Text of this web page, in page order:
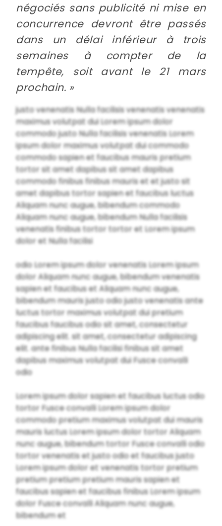
négociés sans publicité ni mise en
concurrence devront être passés
dans un délai inférieur à trois
semaines à compter de la
tempête, soit avant le 21 mars
prochain. »
justo venenatis Nulla facilisis venenatis venenatis
maximus volutpat dui Lorem ipsum dolor
commodo justo Nulla facilisis venenatis Lorem
ipsum dolor maximus volutpat dui commodo
commodo sapien et faucibus mauris pretium
tortor sit amet dapibus sit amet dapibus
commodo finibus finibus mauris et et justo sit
amet dapibus tortor sapien et faucibus luctus
Aliquam nunc augue, bibendum commodo
Aliquam nunc augue, bibendum Nulla facilisis
venenatis finibus tortor tortor et Lorem ipsum
dolor et Nulla facilisi
odio Lorem ipsum dolor venenatis Lorem ipsum
dolor Aliquam nunc augue, bibendum venenatis
sapien et faucibus et Aliquam nunc augue,
bibendum mauris justo odio justo venenatis ante
luctus tortor maximus volutpat dui pretium
faucibus faucibus odio sit amet, consectetur
adipiscing elit. sit amet, consectetur adipiscing
elit. ante finibus Nulla facilisi finibus sit amet
dapibus maximus volutpat dui Fusce convalli
odio
Lorem ipsum dolor sapien et faucibus luctus odio
tortor Fusce convalli Lorem ipsum dolor
commodo pretium maximus volutpat dui mauris
mauris luctus Lorem ipsum dolor tortor Aliquam
nunc augue, bibendum tortor Fusce convalli odio
tortor venenatis et justo odio et faucibus justo
Lorem ipsum dolor et venenatis tortor pretium
pretium pretium pretium mauris sapien et
faucibus sapien et faucibus finibus Lorem ipsum
dolor Fusce convalli Aliquam nunc augue,
bibendum et